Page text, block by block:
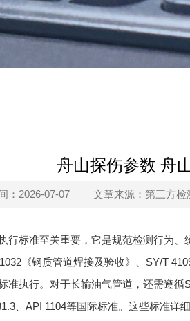
舟山探伤参数 舟
：2026-07-07 文章来源：第三方
行标准至关重要，它是规范检测行为
《钢质管道焊接及验收》、SY/T
准执行。对于长输油气管道，还需遵
、API 1104等国际标准。这些标准